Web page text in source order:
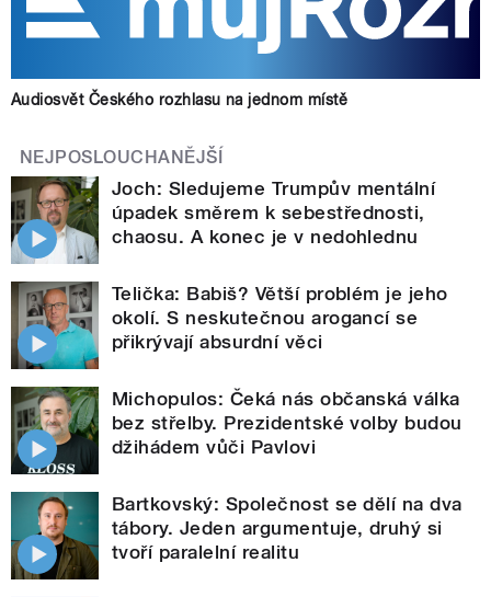
Audiosvět Českého rozhlasu na jednom místě
NEJPOSLOUCHANĚJŠÍ
Joch: Sledujeme Trumpův mentální
úpadek směrem k sebestřednosti,
chaosu. A konec je v nedohlednu
Telička: Babiš? Větší problém je jeho
okolí. S neskutečnou arogancí se
přikrývají absurdní věci
Michopulos: Čeká nás občanská válka
bez střelby. Prezidentské volby budou
džihádem vůči Pavlovi
Bartkovský: Společnost se dělí na dva
tábory. Jeden argumentuje, druhý si
tvoří paralelní realitu